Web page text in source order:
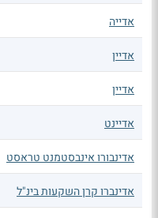
אדייה
אדיין
אדיין
אדיינט
אדינבורו אינבסטמנט טראסט
אדינברו קרן השקעות בינ"ל